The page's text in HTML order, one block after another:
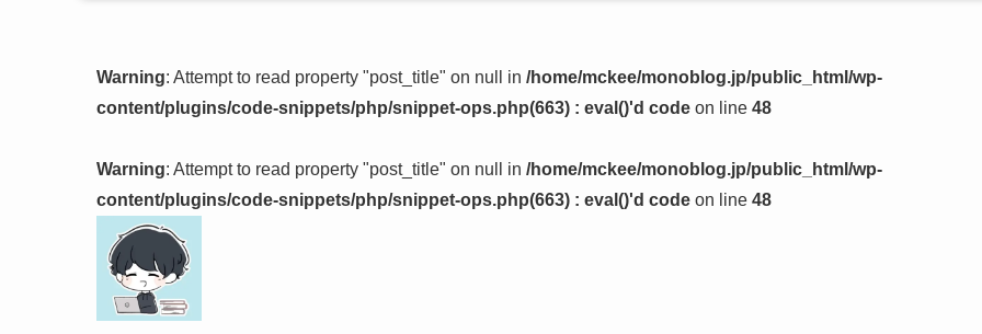
Warning: Attempt to read property "post_title" on null in /home/mckee/monoblog.jp/public_html/wp-
content/plugins/code-snippets/php/snippet-ops.php(663) : eval()'d code on line 48
Warning: Attempt to read property "post_title" on null in /home/mckee/monoblog.jp/public_html/wp-
content/plugins/code-snippets/php/snippet-ops.php(663) : eval()'d code on line 48